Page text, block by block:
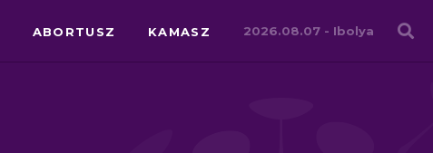
ABORTUSZ KAMASZ 2026.08.07 - Ibolya